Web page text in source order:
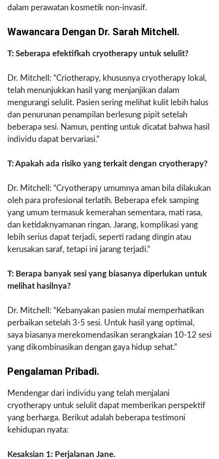
dalam perawatan kosmetik non-invasif.
Wawancara Dengan Dr. Sarah Mitchell.
T: Seberapa efektifkah cryotherapy untuk selulit?
Dr. Mitchell: “Criotherapy, khususnya cryotherapy lokal,
telah menunjukkan hasil yang menjanjikan dalam
mengurangi selulit. Pasien sering melihat kulit lebih halus
dan penurunan penampilan berlesung pipit setelah
beberapa sesi. Namun, penting untuk dicatat bahwa hasil
individu dapat bervariasi.”
T: Apakah ada risiko yang terkait dengan cryotherapy?
Dr. Mitchell: “Cryotherapy umumnya aman bila dilakukan
oleh para profesional terlatih. Beberapa efek samping
yang umum termasuk kemerahan sementara, mati rasa,
dan ketidaknyamanan ringan. Jarang, komplikasi yang
lebih serius dapat terjadi, seperti radang dingin atau
kerusakan saraf, tetapi ini jarang terjadi.”
T: Berapa banyak sesi yang biasanya diperlukan untuk
melihat hasilnya?
Dr. Mitchell: “Kebanyakan pasien mulai memperhatikan
perbaikan setelah 3-5 sesi. Untuk hasil yang optimal,
saya biasanya merekomendasikan serangkaian 10-12 sesi
yang dikombinasikan dengan gaya hidup sehat.”
Pengalaman Pribadi.
Mendengar dari individu yang telah menjalani
cryotherapy untuk selulit dapat memberikan perspektif
yang berharga. Berikut adalah beberapa testimoni
kehidupan nyata:
Kesaksian 1: Perjalanan Jane.